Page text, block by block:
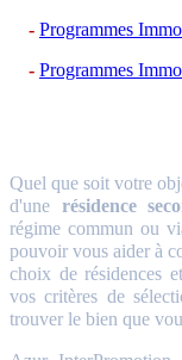
Programmes
Programmes
Quel que soit votre
d'une résidence
régime commun ou
pouvoir vous aider à
choix de résidences
vos critères de
trouver le bien que